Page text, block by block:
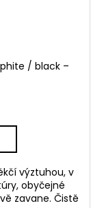
/ black –
výztuhou, v
obyčejné
zavane. Čistě